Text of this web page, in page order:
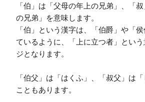
「伯」は「父母の年上の兄弟」、「
の兄弟」を意味します。
「伯」という漢字は、「伯爵」や「
ているように、「上に立つ者」とい
ジとなります。
「伯父」は「はくふ」、「叔父」は
こともあります。